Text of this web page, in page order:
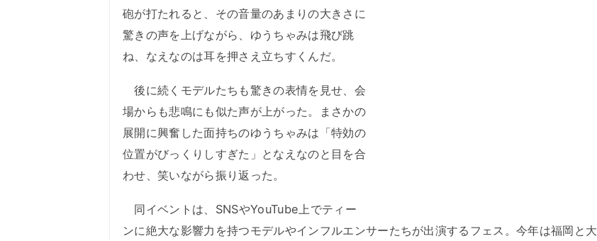
砲が打たれると、その音量のあまりの大きさに
驚きの声を上げながら、ゆうちゃみは飛び跳
ね、なえなのは耳を押さえ立ちすくんだ。
後に続くモデルたちも驚きの表情を見せ、会
場からも悲鳴にも似た声が上がった。まさかの
展開に興奮した面持ちのゆうちゃみは「特効の
位置がびっくりしすぎた」となえなのと目を合
わせ、笑いながら振り返った。
同イベントは、SNSやYouTube上でティー
ンに絶大な影響力を持つモデルやインフルエンサーたちが出演するフェス。今年は福岡と大